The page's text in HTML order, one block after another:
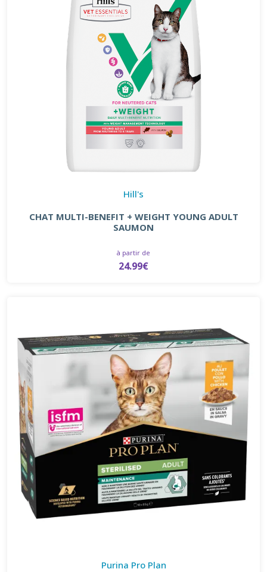
Hill's
CHAT MULTI-BENEFIT + WEIGHT YOUNG ADULT
SAUMON
à partir de
24.99€
Purina Pro Plan